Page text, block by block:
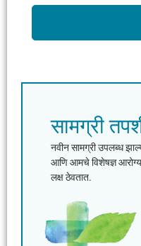
सामग्री
नवीन सामग्री उपलब्ध
आणि आमचे विशेषज्ञ आरोग्य
लक्ष ठेवतात.